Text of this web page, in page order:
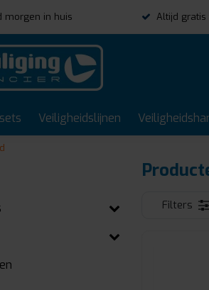
morgen in huis Altijd
Veiligheidslijnen
Filters